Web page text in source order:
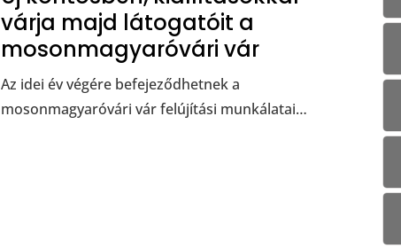
várja majd látogatóit a
mosonmagyaróvári vár
Az idei év végére befejeződhetnek a
mosonmagyaróvári vár felújítási munkálatai…